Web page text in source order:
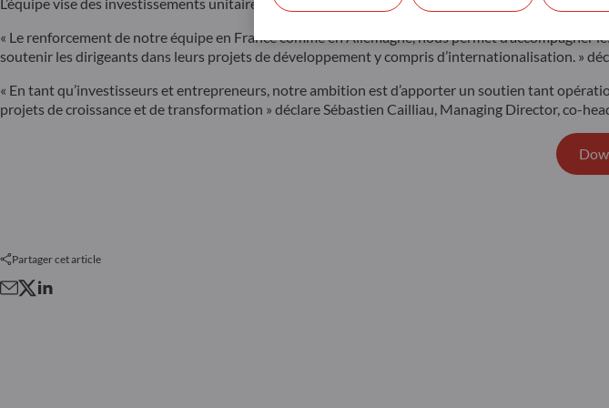
« Le renforcement de notre équipe en France comme en Allemagne, nous permet
soutenir les dirigeants dans leurs projets de développement y compris d’internationalisation. »
« En tant qu’investisseurs et entrepreneurs, notre ambition est d’apporter un soutien tant
projets de croissance et de transformation » déclare Sébastien Cailliau, Managing Director, co-
Partager cet article